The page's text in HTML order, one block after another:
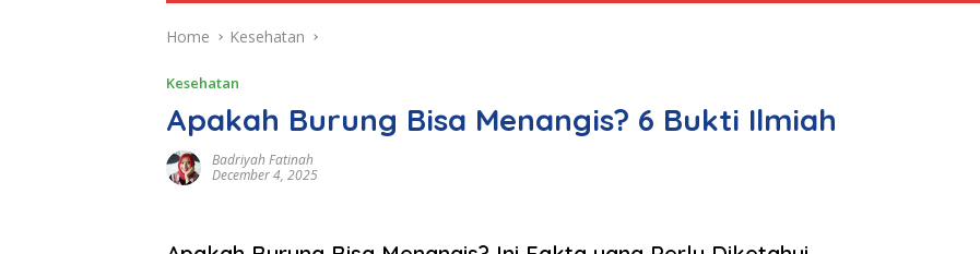
Anda"
Home Kesehatan
Kesehatan
Apakah Burung Bisa Menangis? 6 Bukti Ilmiah
Badriyah Fatinah
December 4, 2025